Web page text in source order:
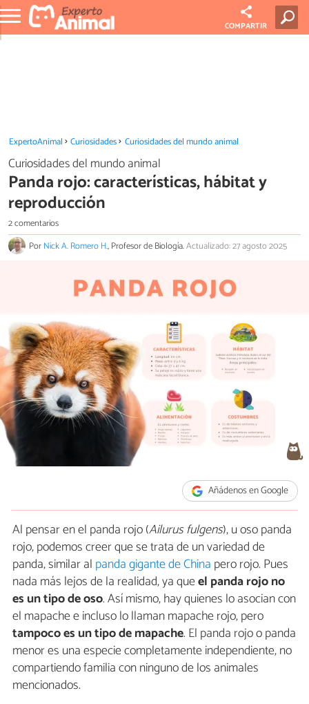
COMPARTIR
ExpertoAnimal Curiosidades Curiosidades del mundo animal
Curiosidades del mundo animal
Panda rojo: características, hábitat y
reproducción
2 comentarios
PorNick A. Romero H., Profesor de Biología.Actualizado: 27 agosto 2025
Añádenos en Google
Al pensar en el panda rojo (Ailurus fulgens), u oso panda
rojo, podemos creer que se trata de un variedad de
panda, similar al panda gigante de China pero rojo. Pues
nada más lejos de la realidad, ya queel panda rojo no
es un tipo de oso. Así mismo, hay quienes lo asocian con
el mapache e incluso lo llaman mapache rojo, pero
tampoco es un tipo de mapache. El panda rojo o panda
menor es una especie completamente independiente, no
compartiendo familia con ninguno de los animales
mencionados.